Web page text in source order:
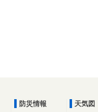
防災情報
天気図